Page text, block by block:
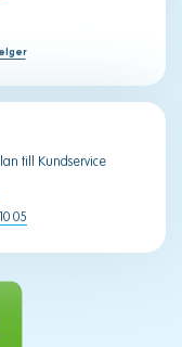
till Kundservice
05